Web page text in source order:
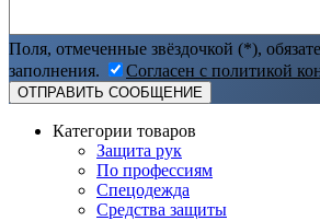
Поля, отмеченные звёздочкой (*),
заполнения.
Согласен с политикой
Категории товаров
Защита рук
По профессиям
Спецодежда
Средства защиты